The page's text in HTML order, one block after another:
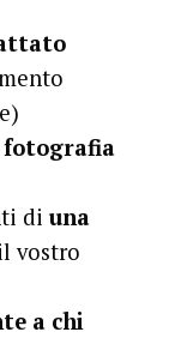
fotografia
di una
vostro
a chi